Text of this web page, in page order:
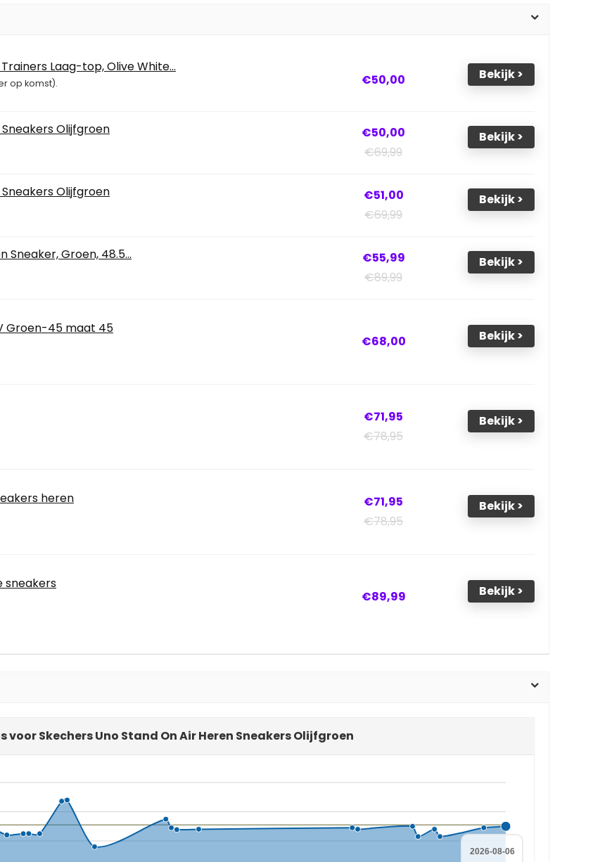
Laag-top, Olive White...
op komst). €50,00 Bekijk >
Olijfgroen
€50,00
€69,99
Bekijk >
Olijfgroen
€51,00
€69,99
Bekijk >
Sneaker, Groen, 48.5...
€55,99
€89,99
Bekijk >
Groen-45 maat 45
€68,00 Bekijk >
€71,95
€78,95
Bekijk >
heren
€71,95
€78,95
Bekijk >
sneakers
€89,99 Bekijk >
voor Skechers Uno Stand On Air Heren Sneakers Olijfgroen
2026-08-06